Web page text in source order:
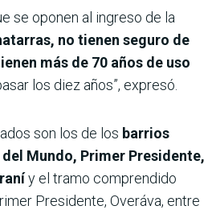
se oponen al ingreso de la
no tienen seguro de
más de 70 años de uso
los diez años”, expresó.
son los de los barrios
Mundo, Primer Presidente,
y el tramo comprendido
Presidente, Overáva, entre